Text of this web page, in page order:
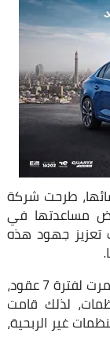
مساعدتها في
جهود هذه
وتشتهر هذه الشركة، منذ إنشائها التي استمرت لفترة 7 عقود،
لذلك قامت
غير الربحية،